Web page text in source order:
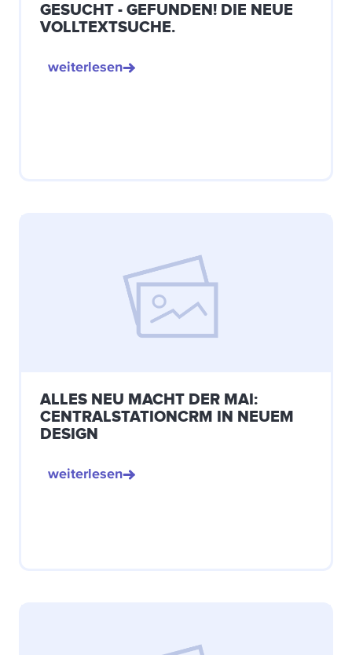
GESUCHT - GEFUNDEN! DIE NEUE
VOLLTEXTSUCHE.
weiterlesen
ALLES NEU MACHT DER MAI:
CENTRALSTATIONCRM IN NEUEM
DESIGN
weiterlesen